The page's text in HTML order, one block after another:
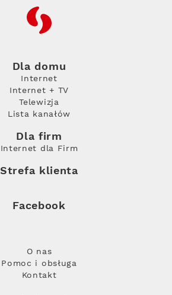
RFC
Dla domu
Internet
Internet + TV
Telewizja
Lista kanałów
Dla firm
Internet dla Firm
Strefa klienta
Facebook
O nas
Pomoc i obsługa
Kontakt